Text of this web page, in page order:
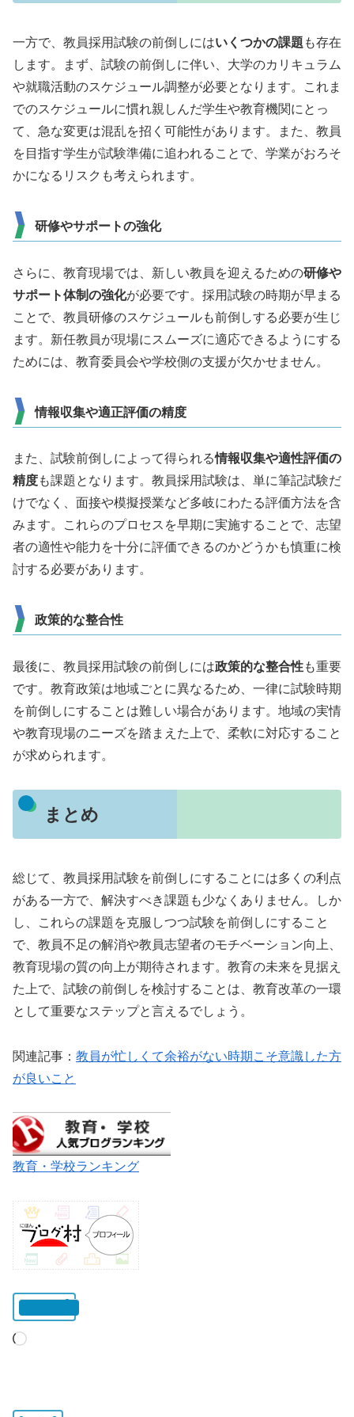
一方で、教員採用試験の前倒しにはいくつかの課題 も存在
します。まず、試験の前倒しに伴い、大学のカリキュラム
や就職活動のスケジュール調整が必要となります。これま
でのスケジュールに慣れ親しんだ学生や教育機関にとっ
て、急な変更は混乱を招く可能性があります。また、教員
を目指す学生が試験準備に追われることで、学業がおろそ
かになるリスクも考えられます。
研修やサポートの強化
さらに、教育現場では、新しい教員を迎えるための研修や
サポート体制の強化が必要です。採用試験の時期が早まる
ことで、教員研修のスケジュールも前倒しする必要が生じ
ます。新任教員が現場にスムーズに適応できるようにする
ためには、教育委員会や学校側の支援が欠かせません。
情報収集や適正評価の精度
また、試験前倒しによって得られる情報収集や適性評価の
精度も課題となります。教員採用試験は、単に筆記試験だ
けでなく、面接や模擬授業など多岐にわたる評価方法を含
みます。これらのプロセスを早期に実施することで、志望
者の適性や能力を十分に評価できるのかどうかも慎重に検
討する必要があります。
政策的な整合性
最後に、教員採用試験の前倒しには政策的な整合性も重要
です。教育政策は地域ごとに異なるため、一律に試験時期
を前倒しにすることは難しい場合があります。地域の実情
や教育現場のニーズを踏まえた上で、柔軟に対応すること
が求められます。
まとめ
総じて、教員採用試験を前倒しにすることには多くの利点
がある一方で、解決すべき課題も少なくありません。しか
し、これらの課題を克服しつつ試験を前倒しにすること
で、教員不足の解消や教員志望者のモチベーション向上、
教育現場の質の向上が期待されます。教育の未来を見据え
た上で、試験の前倒しを検討することは、教育改革の一環
として重要なステップと言えるでしょう。
関連記事： 教員が忙しくて余裕がない時期こそ意識した方
が良いこと
教育・学校ランキング
読
み